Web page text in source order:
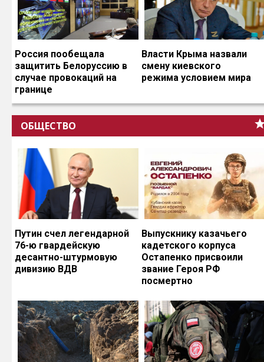
Россия пообещала
защитить Белоруссию в
случае провокаций на
границе
Власти Крыма назвали
смену киевского
режима условием мира
ОБЩЕСТВО
Путин счел легендарной
76-ю гвардейскую
десантно-штурмовую
дивизию ВДВ
Выпускнику казачьего
кадетского корпуса
Остапенко присвоили
звание Героя РФ
посмертно